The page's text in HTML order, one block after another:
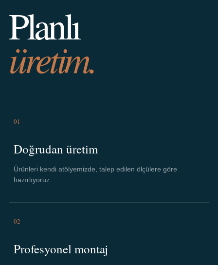
Planlı
üretim.
01
Doğrudan üretim
Ürünleri kendi atölyemizde, talep edilen ölçülere göre
hazırlıyoruz.
02
Profesyonel montaj